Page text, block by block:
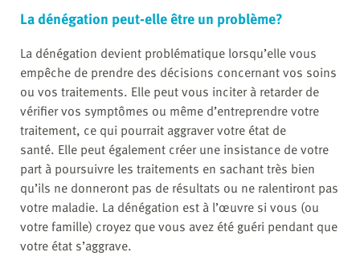
La dénégation peut-elle être un problème?
La dénégation devient problématique lorsqu’elle vous
empêche de prendre des décisions concernant vos soins
ou vos traitements. Elle peut vous inciter à retarder de
vérifier vos symptômes ou même d’entreprendre votre
traitement, ce qui pourrait aggraver votre état de
santé. Elle peut également créer une insistance de votre
part à poursuivre les traitements en sachant très bien
qu’ils ne donneront pas de résultats ou ne ralentiront pas
votre maladie. La dénégation est à l’œuvre si vous (ou
votre famille) croyez que vous avez été guéri pendant que
votre état s’aggrave.